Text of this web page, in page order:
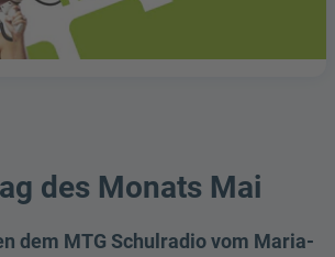
des Monats Mai
dem MTG Schulradio vom Maria-